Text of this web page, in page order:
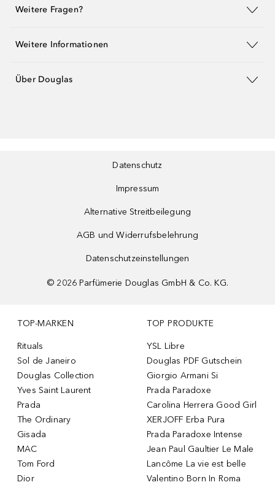
Weitere Fragen?
Weitere Informationen
Über Douglas
Datenschutz
Impressum
Alternative Streitbeilegung
AGB und Widerrufsbelehrung
Datenschutzeinstellungen
© 2026 Parfümerie Douglas GmbH & Co. KG.
TOP-MARKEN
Rituals
Sol de Janeiro
Douglas Collection
Yves Saint Laurent
Prada
The Ordinary
Gisada
MAC
Tom Ford
Dior
TOP PRODUKTE
YSL Libre
Douglas PDF Gutschein
Giorgio Armani Si
Prada Paradoxe
Carolina Herrera Good Girl
XERJOFF Erba Pura
Prada Paradoxe Intense
Jean Paul Gaultier Le Male
Lancôme La vie est belle
Valentino Born In Roma